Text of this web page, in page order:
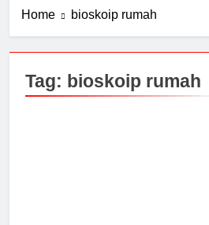
Home bioskoip rumah
Tag: bioskoip rumah